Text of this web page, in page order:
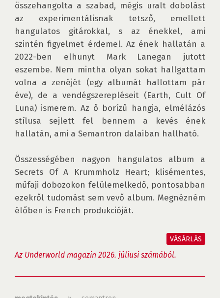
összehangolta a szabad, mégis uralt dobolást
az experimentálisnak tetsző, emellett
hangulatos gitárokkal, s az énekkel, ami
szintén figyelmet érdemel. Az ének hallatán a
2022-ben elhunyt Mark Lanegan jutott
eszembe. Nem mintha olyan sokat hallgattam
volna a zenéjét (egy albumát hallottam pár
éve), de a vendégszerepléseit (Earth, Cult Of
Luna) ismerem. Az ő borízű hangja, elmélázós
stílusa sejlett fel bennem a kevés ének
hallatán, ami a Semantron dalaiban hallható.
Összességében nagyon hangulatos album a
Secrets Of A Krummholz Heart; klisémentes,
műfaji dobozokon felülemelkedő, pontosabban
ezekről tudomást sem vevő album. Megnézném
élőben is French produkcióját.
VÁSÁRLÁS
Az Underworld magazin 2026. júliusi számából.